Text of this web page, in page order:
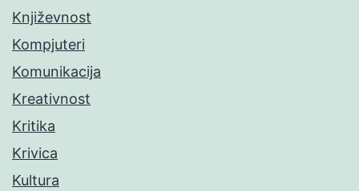
Književnost
Kompjuteri
Komunikacija
Kreativnost
Kritika
Krivica
Kultura